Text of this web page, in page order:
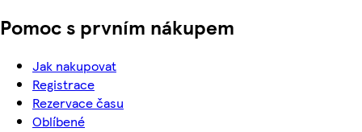
Pomoc s prvním nákupem
Jak nakupovat
Registrace
Rezervace času
Oblíbené